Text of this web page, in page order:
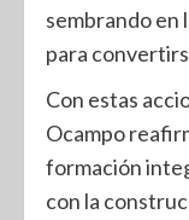
sembrando en
para
Con estas
Ocampo
formación
con la